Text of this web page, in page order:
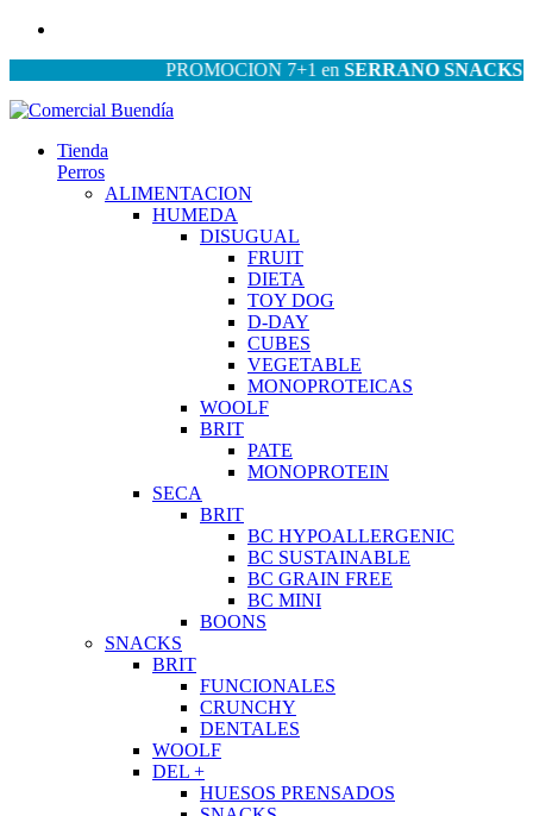
PROMOCION 7+1 enSERRANO SNACKS|
Tienda
Perros
ALIMENTACION
HUMEDA
DISUGUAL
FRUIT
DIETA
TOY DOG
D-DAY
CUBES
VEGETABLE
MONOPROTEICAS
WOOLF
BRIT
PATE
MONOPROTEIN
SECA
BRIT
BC HYPOALLERGENIC
BC SUSTAINABLE
BC GRAIN FREE
BC MINI
BOONS
SNACKS
BRIT
FUNCIONALES
CRUNCHY
DENTALES
WOOLF
DEL +
HUESOS PRENSADOS